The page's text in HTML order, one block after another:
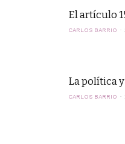
El artículo
CARLOS BARRIO
La política
CARLOS BARRIO